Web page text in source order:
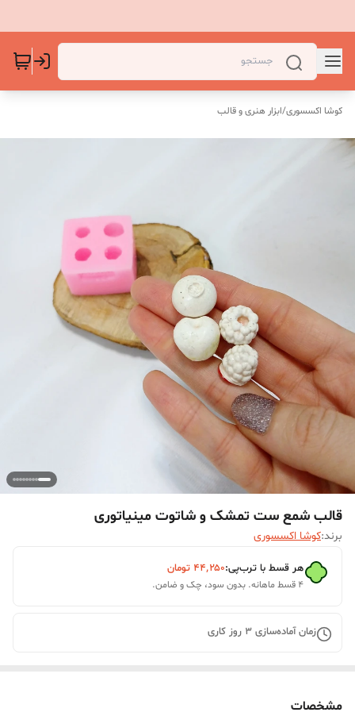
کوشا اکسسوری/ابزار هنری و قالب
قالب شمع ست تمشک و شاتوت مینیاتوری
برند:کوشا اکسسوری
هر قسط با ترب‌پی:۴۴٬۲۵۰ تومان
۴ قسط ماهانه. بدون سود، چک و ضامن.
زمان آماده‌سازی 3 روز کاری
مشخصات